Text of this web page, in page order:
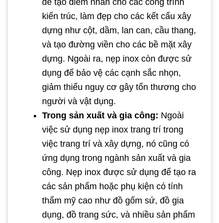
kiến trúc, làm đẹp cho các kết cấu xây
dựng như cột, dầm, lan can, cầu thang,
và tạo đường viền cho các bề mặt xây
dựng. Ngoài ra, nẹp inox còn được sử
dụng để bảo vệ các cạnh sắc nhọn,
giảm thiểu nguy cơ gây tổn thương cho
người và vật dụng.
Trong sản xuất và gia công: Ngoài
việc sử dụng nẹp inox trang trí trong
việc trang trí và xây dựng, nó cũng có
ứng dụng trong ngành sản xuất và gia
công. Nẹp inox được sử dụng để tạo ra
các sản phẩm hoặc phụ kiện có tính
thẩm mỹ cao như đồ gốm sứ, đồ gia
dụng, đồ trang sức, và nhiều sản phẩm